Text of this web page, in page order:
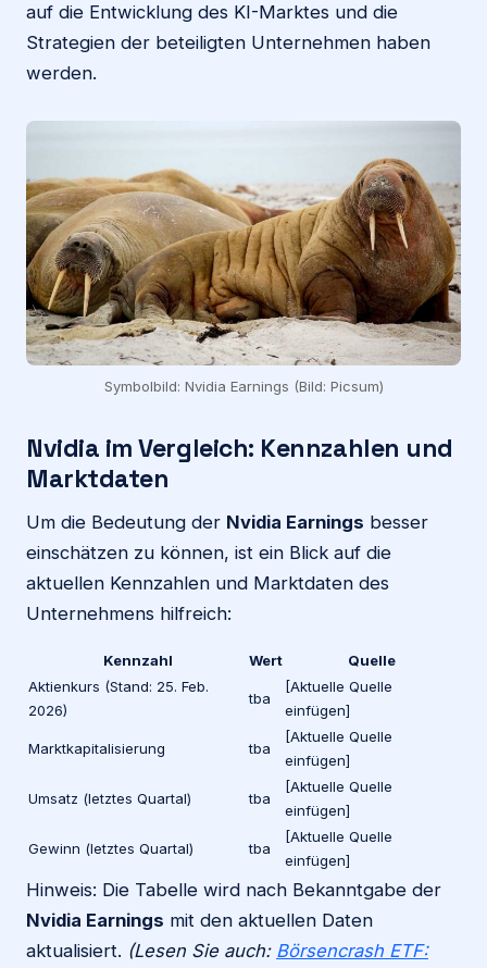
auf die Entwicklung des KI-Marktes und die
Strategien der beteiligten Unternehmen haben
werden.
Symbolbild: Nvidia Earnings (Bild: Picsum)
Nvidia im Vergleich: Kennzahlen und
Marktdaten
Um die Bedeutung der Nvidia Earnings besser
einschätzen zu können, ist ein Blick auf die
aktuellen Kennzahlen und Marktdaten des
Unternehmens hilfreich:
Kennzahl Wert
Quelle
Aktienkurs (Stand: 25. Feb.
2026)
tba
[Aktuelle Quelle
einfügen]
Marktkapitalisierung tba
[Aktuelle Quelle
einfügen]
Umsatz (letztes Quartal) tba
[Aktuelle Quelle
einfügen]
Gewinn (letztes Quartal) tba
[Aktuelle Quelle
einfügen]
Hinweis: Die Tabelle wird nach Bekanntgabe der
Nvidia Earnings mit den aktuellen Daten
aktualisiert. (Lesen Sie auch: Börsencrash ETF: